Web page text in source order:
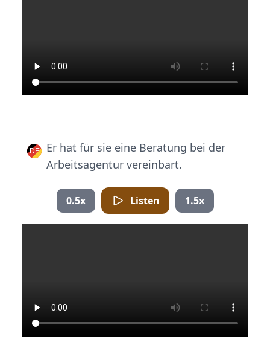
Er hat für sie eine Beratung bei der
Arbeitsagentur vereinbart.
0.5x Listen 1.5x